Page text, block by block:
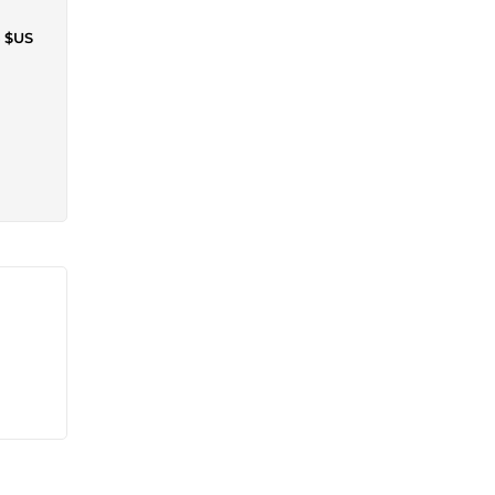
$US